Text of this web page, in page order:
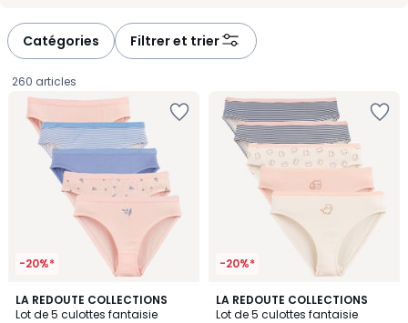
Catégories Filtrer et trier
260 articles
-20%*
LA REDOUTE COLLECTIONS
Lot de 5 culottes fantaisie
-20%*
LA REDOUTE COLLECTIONS
Lot de 5 culottes fantaisie